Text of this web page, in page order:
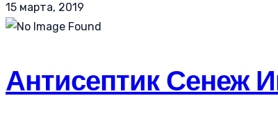
15 марта, 2019
Антисептик Сенеж